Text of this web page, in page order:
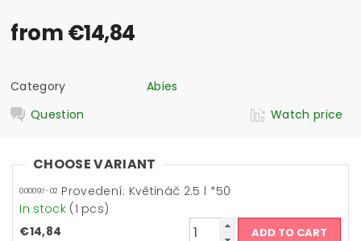
from €14,84
Category
Abies
Question
Watch price
CHOOSE VARIANT
000097-02 Provedení: Květináč 2.5 l *50
In stock (1 pcs)
€14,84